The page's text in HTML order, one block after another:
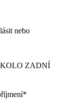
nebo
KOLO ZADNÍ
*